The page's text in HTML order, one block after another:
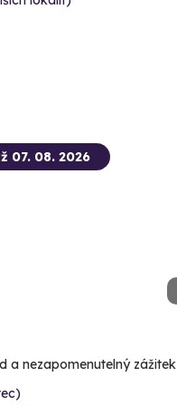
07. 08. 2026
a nezapomenutelný zážitek